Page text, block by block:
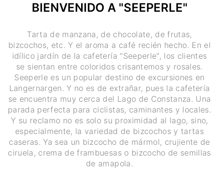
BIENVENIDO A "SEEPERLE"
Tarta de manzana, de chocolate, de frutas,
bizcochos, etc. Y el aroma a café recién hecho. En el
idílico jardín de la cafetería "Seeperle", los clientes
se sientan entre coloridos crisantemos y rosales.
Seeperle es un popular destino de excursiones en
Langernargen. Y no es de extrañar, pues la cafetería
se encuentra muy cerca del Lago de Constanza. Una
parada perfecta para ciclistas, caminantes y locales.
Y su reclamo no es solo su proximidad al lago, sino,
especialmente, la variedad de bizcochos y tartas
caseras. Ya sea un bizcocho de mármol, crujiente de
ciruela, crema de frambuesas o bizcocho de semillas
de amapola.